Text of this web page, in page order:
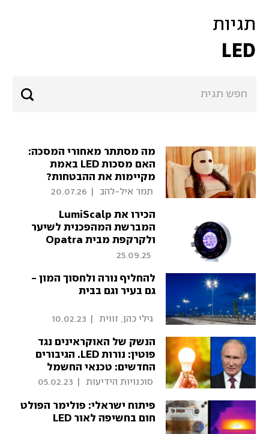
תגיות
LED
מה מסתתר מאחורי המסכה:
האם מסכות LED באמת
מקיימות את ההבטחות?
תמר איל-להב 20.07.26
הכירו את LumiScalp
המברשת המהפכנית לשיער
ולקרקפת מבית Opatra
London
25.09.25
להחליף נורה ולחסוך המון -
גם בעיר וגם בבית
גילי כהן, זווית 10.02.23
הנשק של האוקראינים נגד
פוטין: נורות LED. הגיבורים
החדשים: טכנאי החשמל
סוכנויות הידיעות 05.02.23
פיתוח ישראלי: פולימר הפולט
חום בחשיפה לאור LED